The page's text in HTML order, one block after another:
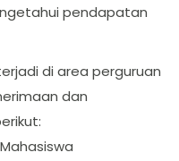
pendapatan
di area perguruan
dan